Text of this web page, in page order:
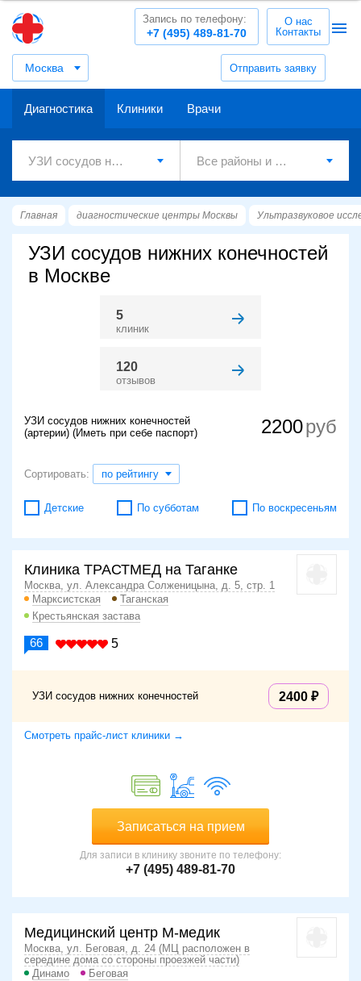
Москва Отправить заявку
+7 (495) 489-81-70
Запись по телефону:
О нас
Контакты
Диагностика Клиники Врачи
Главная диагностические центры Москвы Ультразвуковое
УЗИ сосудов нижних конечностей
в Москве
5
клиник
120
отзывов
УЗИ сосудов нижних конечностей
(артерии) (Иметь при себе паспорт)
2200
Сортировать: по рейтингу
Детские По субботам По воскресеньям
Клиника ТРАСТМЕД на Таганке
Москва, ул. Александра Солженицына, д. 5, стр. 1
Марксистская
Таганская
Крестьянская застава
66 5
УЗИ сосудов нижних конечностей 2400
Смотреть прайс-лист клиники →
Записаться на прием
Для записи в клинику звоните по телефону:
+7 (495) 489-81-70
Медицинский центр М-медик
Москва, ул. Беговая, д. 24 (МЦ расположен в
середине дома со стороны проезжей части)
Динамо
Беговая